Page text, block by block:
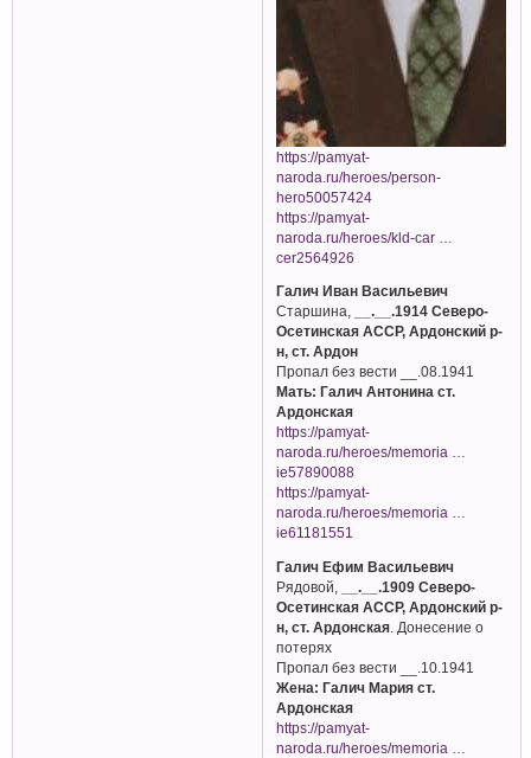
https://pamyat-
naroda.ru/heroes/person-
hero50057424
https://pamyat-
naroda.ru/heroes/kld-car …
cer2564926
Галич Иван Васильевич
Старшина,
__.__.1914 Северо-
Осетинская АССР, Ардонский р-
н, ст. Ардон
Пропал без вести __.08.1941
Мать: Галич Антонина ст.
Ардонская
https://pamyat-
naroda.ru/heroes/memoria …
ie57890088
https://pamyat-
naroda.ru/heroes/memoria …
ie61181551
Галич Ефим Васильевич
Рядовой,
__.__.1909 Северо-
Осетинская АССР, Ардонский р-
н, ст. Ардонская . Донесение о
потерях
Пропал без вести __.10.1941
Жена: Галич Мария ст.
Ардонская
https://pamyat-
naroda.ru/heroes/memoria …